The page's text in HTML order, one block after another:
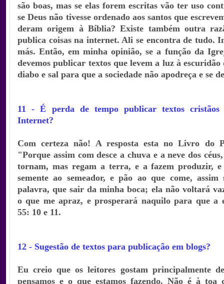
são boas, mas se elas forem escritas vão ter uso
se Deus não tivesse ordenado aos santos que
deram origem à Bíblia? Existe também outra
publica coisas na internet. Ali se encontra de tudo.
más. Então, em minha opinião, se a função da
devemos publicar textos que levem a luz à escuridão
diabo e sal para que a sociedade não apodreça e se
11 - É perda de tempo publicar textos cristãos
Internet?
Com certeza não! A resposta esta no Livro do
"Porque assim com desce a chuva e a neve dos
tornam, mas regam a terra, e a fazem produzir,
semente ao semeador, e pão ao que come,
palavra, que sair da minha boca; ela não voltará
o que me apraz, e prosperará naquilo para que a
55: 10 e 11.
12 - Sugestão de textos para publicação em blogs?
Eu creio que os leitores gostam principalmente
pensamos e o que estamos fazendo. Não é à toa